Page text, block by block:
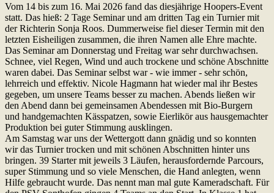
Vom 14 bis zum 16. Mai 2026 fand das diesjährige Hoopers-Event
statt. Das hieß: 2 Tage Seminar und am dritten Tag ein Turnier mit
der Richterin Sonja Roos. Dummerweise fiel dieser Termin mit den
letzten Eisheiligen zusammen, die ihren Namen alle Ehre machte.
Das Seminar am Donnerstag und Freitag war sehr durchwachsen.
Schnee, viel Regen, Wind und auch trockene und schöne Abschnitte
waren dabei. Das Seminar selbst war - wie immer - sehr schön,
lehrreich und effektiv. Nicole Hagmann hat wieder mal ihr Bestes
gegeben, um unsere Teams besser zu machen. Abends ließen wir
den Abend dann bei gemeinsamen Abendessen mit Bio-Burgern
und handgemachten Kässpatzen, sowie Eierlikör aus hausgemachter
Produktion bei guter Stimmung ausklingen.
Am Samstag war uns der Wettergott dann gnädig und so konnten
wir das Turnier trocken und mit schönen Abschnitten hinter uns
bringen. 39 Starter mit jeweils 3 Läufen, herausfordernde Parcours,
super Stimmung und so viele Menschen, die Hand anlegten, wenn
Hilfe gebraucht wurde. Das nennt man mal gute Kameradschaft. Für